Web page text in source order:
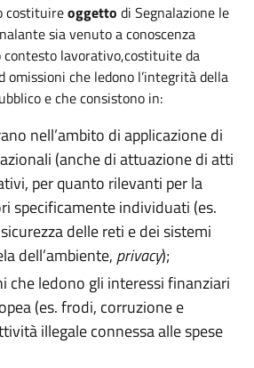
costituireoggetto di Segnalazione le
sia venuto a conoscenza
contesto lavorativo,costituite da
che ledono l’integrità della
e che consistono in:
nell’ambito di applicazione di
(anche di attuazione di atti
per quanto rilevanti per la
specificamente individuati (es.
delle reti e dei sistemi
dell’ambiente, privacy);
che ledono gli interessi finanziari
(es. frodi, corruzione e
illegale connessa alle spese